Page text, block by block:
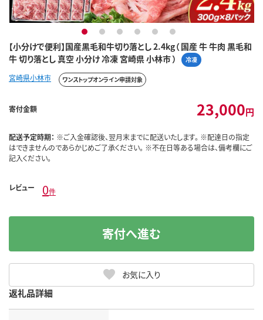
【小分けで便利】国産黒毛和牛切り落とし 2.4kg（ 国産 牛 牛肉 黒毛和
牛 切り落とし 真空 小分け 冷凍 宮崎県 小林市 ）
冷凍
1 2 3 4 5 6
宮崎県小林市 ワンストップオンライン申請対象
寄付金額 23,000円
配送予定時期： ※ご入金確認後、翌月末までに配送いたします。 ※配達日の指定
はできませんのであらかじめご了承ください。 ※不在日等ある場合は、備考欄にご
記入ください。
レビュー 0件
お気に入り
寄付へ進む
返礼品詳細